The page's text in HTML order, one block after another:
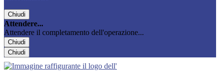
Chiudi
Attendere...
Attendere il completamento dell'operazione...
Chiudi
Chiudi